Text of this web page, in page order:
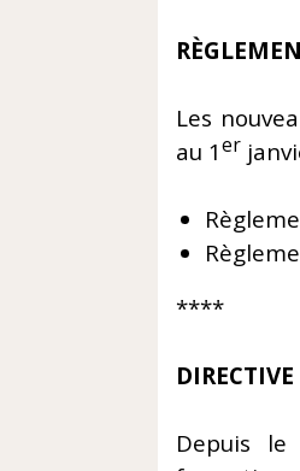
Les
au 1er
****
Depuis le